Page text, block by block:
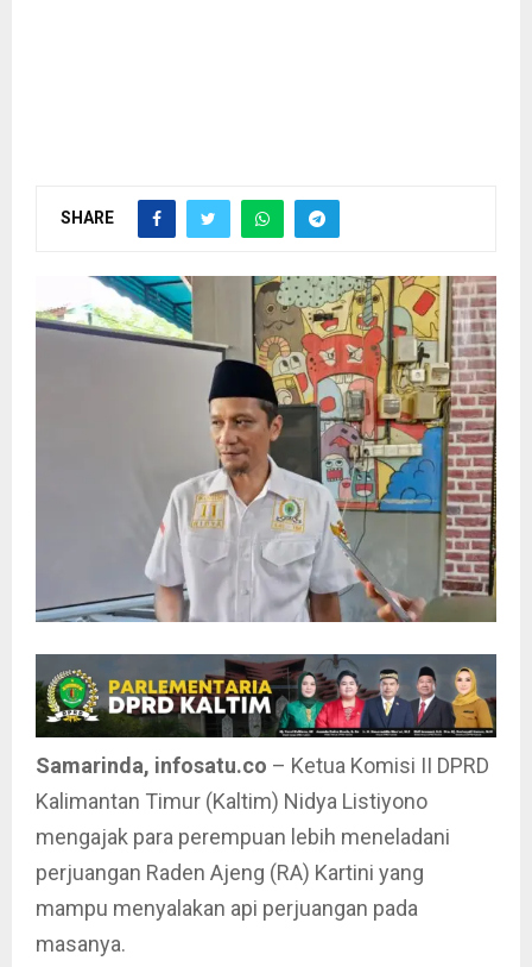
SHARE
Samarinda, infosatu.co – Ketua Komisi II DPRD
Kalimantan Timur (Kaltim) Nidya Listiyono
mengajak para perempuan lebih meneladani
perjuangan Raden Ajeng (RA) Kartini yang
mampu menyalakan api perjuangan pada
masanya.